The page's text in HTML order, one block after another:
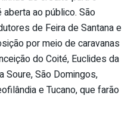
ao público. São
de Feira de Santana e
por meio de caravanas
do Coité, Euclides da
Soure, São Domingos,
e Tucano, que farão